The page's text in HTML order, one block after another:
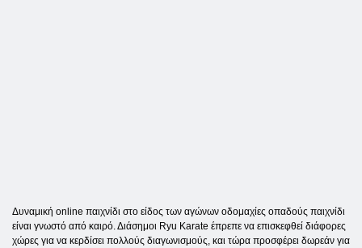
Δυναμική online παιχνίδι στο είδος των αγώνων οδομαχίες οπαδούς παιχνίδι
είναι γνωστό από καιρό. Διάσημοι Ryu Karate έπρεπε να επισκεφθεί διάφορες
χώρες για να κερδίσει πολλούς διαγωνισμούς, και τώρα προσφέρει δωρεάν για